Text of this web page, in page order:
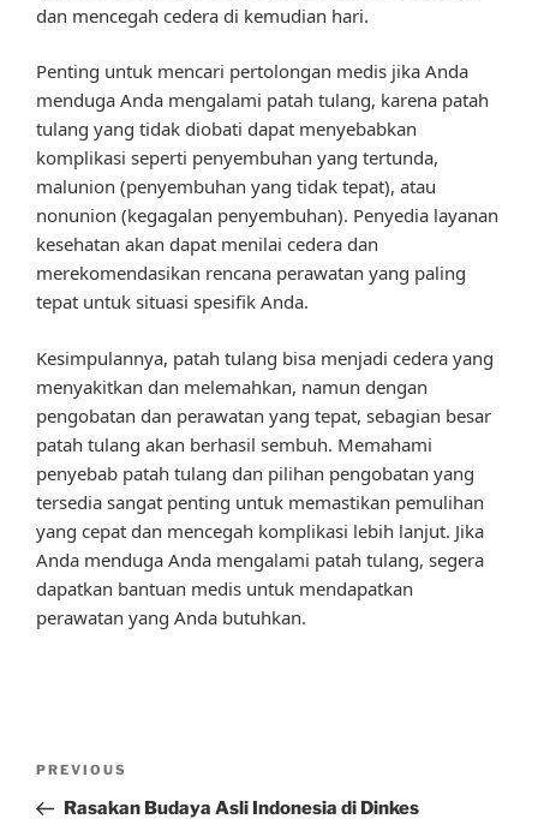
dan mencegah cedera di kemudian hari.
Penting untuk mencari pertolongan medis jika Anda
menduga Anda mengalami patah tulang, karena patah
tulang yang tidak diobati dapat menyebabkan
komplikasi seperti penyembuhan yang tertunda,
malunion (penyembuhan yang tidak tepat), atau
nonunion (kegagalan penyembuhan). Penyedia layanan
kesehatan akan dapat menilai cedera dan
merekomendasikan rencana perawatan yang paling
tepat untuk situasi spesifik Anda.
Kesimpulannya, patah tulang bisa menjadi cedera yang
menyakitkan dan melemahkan, namun dengan
pengobatan dan perawatan yang tepat, sebagian besar
patah tulang akan berhasil sembuh. Memahami
penyebab patah tulang dan pilihan pengobatan yang
tersedia sangat penting untuk memastikan pemulihan
yang cepat dan mencegah komplikasi lebih lanjut. Jika
Anda menduga Anda mengalami patah tulang, segera
dapatkan bantuan medis untuk mendapatkan
perawatan yang Anda butuhkan.
Previous
Post
PREVIOUS
Rasakan Budaya Asli Indonesia di Dinkes